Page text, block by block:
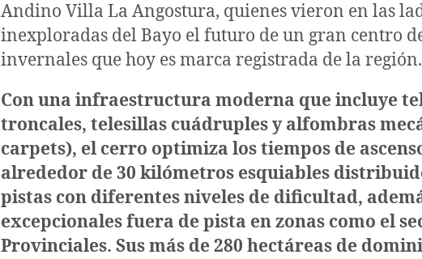
Andino Villa La Angostura, quienes vieron en las
inexploradas del Bayo el futuro de un gran centro
invernales que hoy es marca registrada de la región.
Con una infraestructura moderna que incluye
troncales, telesillas cuádruples y alfombras
carpets), el cerro optimiza los tiempos de
alrededor de 30 kilómetros esquiables
pistas con diferentes niveles de dificultad,
excepcionales fuera de pista en zonas como el
Provinciales. Sus más de 280 hectáreas de